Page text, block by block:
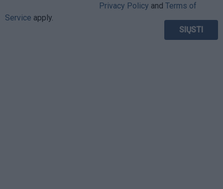
Privacy Policy and Terms of
Service apply.